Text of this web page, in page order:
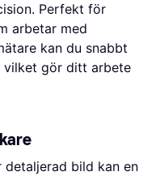
Perfekt för
arbetar med
kan du snabbt
vilket gör ditt arbete
detaljerad bild kan en